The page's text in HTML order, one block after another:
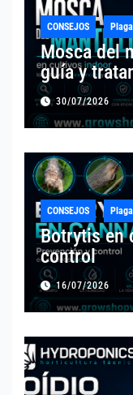
CONSEJOS
Mosca del
guía y
30/07/2026
CONSEJOS
Botrytis en
control
16/07/2026